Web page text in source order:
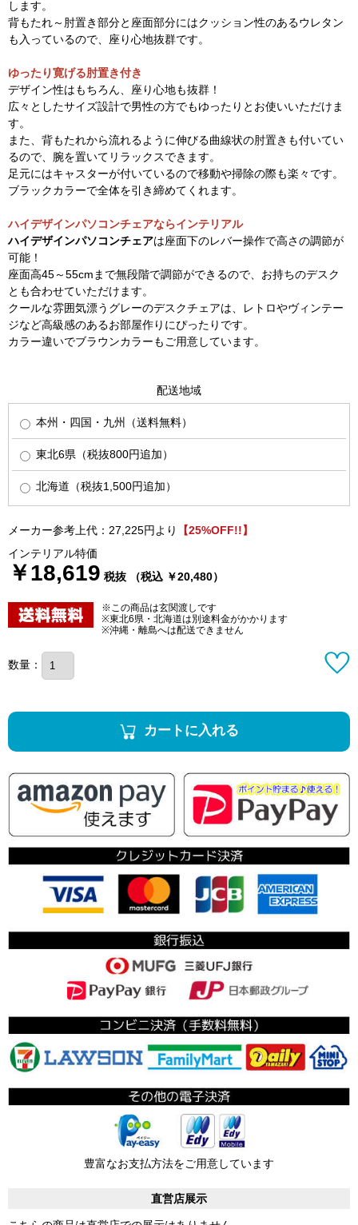
します。
背もたれ～肘置き部分と座面部分にはクッション性のあるウレタン
も入っているので、座り心地抜群です。
ゆったり寛げる肘置き付き
デザイン性はもちろん、座り心地も抜群！
広々としたサイズ設計で男性の方でもゆったりとお使いいただけま
す。
また、背もたれから流れるように伸びる曲線状の肘置きも付いてい
るので、腕を置いてリラックスできます。
足元にはキャスターが付いているので移動や掃除の際も楽々です。
ブラックカラーで全体を引き締めてくれます。
ハイデザインパソコンチェアならインテリアル
ハイデザインパソコンチェアは座面下のレバー操作で高さの調節が
可能！
座面高45～55cmまで無段階で調節ができるので、お持ちのデスク
とも合わせていただけます。
クールな雰囲気漂うグレーのデスクチェアは、レトロやヴィンテー
ジなど高級感のあるお部屋作りにぴったりです。
カラー違いでブラウンカラーもご用意しています。
配送地域
本州・四国・九州（送料無料）
東北6県（税抜800円追加）
北海道（税抜1,500円追加）
メーカー参考上代：27,225円より
【25%OFF!!】
インテリアル特価
￥18,619 税抜 （税込 ￥20,480）
※この商品は玄関渡しです
※東北6県・北海道は別途料金がかかります
※沖縄・離島へは配送できません
数量：
カートに入れる
豊富なお支払方法をご用意しています
直営店展示